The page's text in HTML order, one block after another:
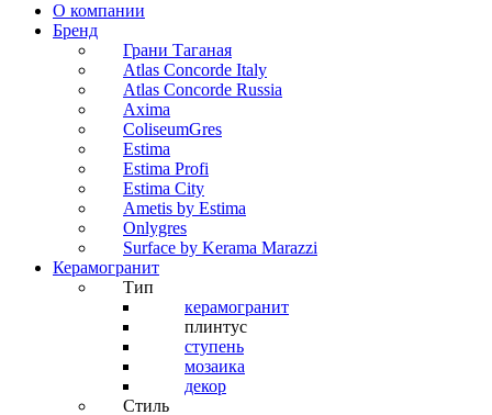
О компании
Бренд
Грани Таганая
Atlas Concorde Italy
Atlas Concorde Russia
Axima
ColiseumGres
Estima
Estima Profi
Estima City
Ametis by Estima
Onlygres
Surface by Kerama Marazzi
Керамогранит
Тип
керамогранит
плинтус
ступень
мозаика
декор
Стиль